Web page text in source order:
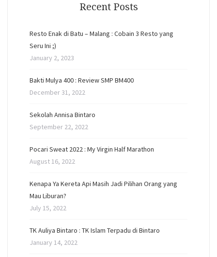
Recent Posts
Resto Enak di Batu – Malang : Cobain 3 Resto yang
Seru Ini ;)
January 2, 2023
Bakti Mulya 400 : Review SMP BM400
December 31, 2022
Sekolah Annisa Bintaro
September 22, 2022
Pocari Sweat 2022 : My Virgin Half Marathon
August 16, 2022
Kenapa Ya Kereta Api Masih Jadi Pilihan Orang yang
Mau Liburan?
July 15, 2022
TK Auliya Bintaro : TK Islam Terpadu di Bintaro
January 14, 2022